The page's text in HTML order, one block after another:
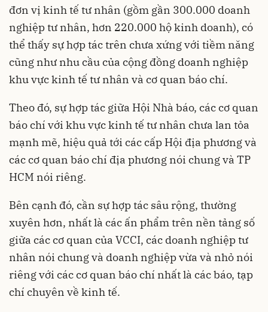
đơn vị kinh tế tư nhân (gồm gần 300.000 doanh
nghiệp tư nhân, hơn 220.000 hộ kinh doanh), có
thể thấy sự hợp tác trên chưa xứng với tiềm năng
cũng như nhu cầu của cộng đồng doanh nghiệp
khu vực kinh tế tư nhân và cơ quan báo chí.
Theo đó, sự hợp tác giữa Hội Nhà báo, các cơ quan
báo chí với khu vực kinh tế tư nhân chưa lan tỏa
mạnh mẽ, hiệu quả tới các cấp Hội địa phương và
các cơ quan báo chí địa phương nói chung và TP
HCM nói riêng.
Bên cạnh đó, cần sự hợp tác sâu rộng, thường
xuyên hơn, nhất là các ấn phẩm trên nền tảng số
giữa các cơ quan của VCCI, các doanh nghiệp tư
nhân nói chung và doanh nghiệp vừa và nhỏ nói
riêng với các cơ quan báo chí nhất là các báo, tạp
chí chuyên về kinh tế.